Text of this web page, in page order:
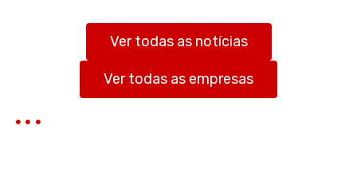
Ver todas as notícias
Ver todas as empresas